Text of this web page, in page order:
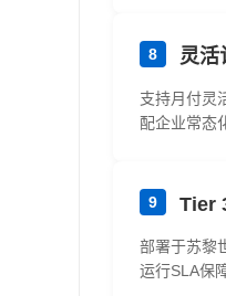
8 灵活
支持月付灵
配企业常态
9 Tier
部署于苏黎
运行SLA保